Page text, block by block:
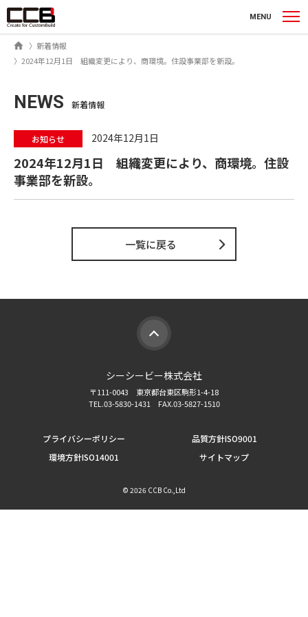
MENU
ホーム新着情報
2024年12月1日 組織変更により、商環境。住設事業部を新設。
NEWS 新着情報
お知らせ 2024年12月1日
2024年12月1日 組織変更により、商環境。住設
事業部を新設。
一覧に戻る
シーシービー株式会社
〒111-0043 東京都台東区駒形1-4-18
TEL.03-5830-1431 FAX.03-5827-1510
プライバシーポリシー
品質方針ISO9001
環境方針ISO14001
サイトマップ
© 2026 CCB Co.,Ltd